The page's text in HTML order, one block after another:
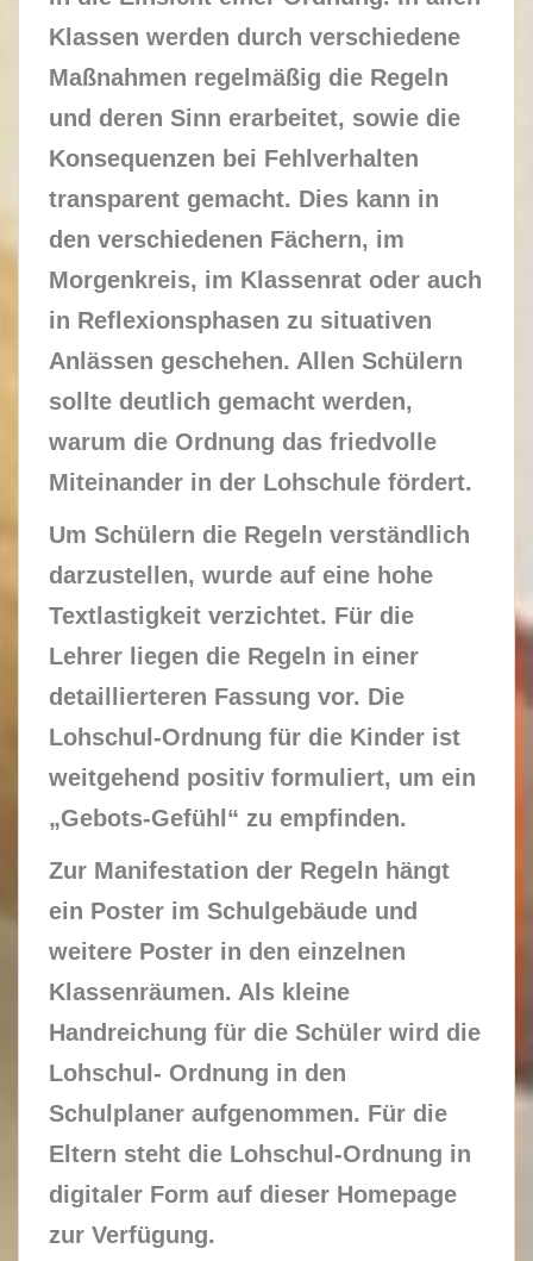
Klassen werden durch verschiedene
Maßnahmen regelmäßig die Regeln
und deren Sinn erarbeitet, sowie die
Konsequenzen bei Fehlverhalten
transparent gemacht. Dies kann in
den verschiedenen Fächern, im
Morgenkreis, im Klassenrat oder auch
in Reflexionsphasen zu situativen
Anlässen geschehen. Allen Schülern
sollte deutlich gemacht werden,
warum die Ordnung das friedvolle
Miteinander in der Lohschule fördert.
Um Schülern die Regeln verständlich
darzustellen, wurde auf eine hohe
Textlastigkeit verzichtet. Für die
Lehrer liegen die Regeln in einer
detaillierteren Fassung vor. Die
Lohschul-Ordnung für die Kinder ist
weitgehend positiv formuliert, um ein
„Gebots-Gefühl“ zu empfinden.
Zur Manifestation der Regeln hängt
ein Poster im Schulgebäude und
weitere Poster in den einzelnen
Klassenräumen. Als kleine
Handreichung für die Schüler wird die
Lohschul- Ordnung in den
Schulplaner aufgenommen. Für die
Eltern steht die Lohschul-Ordnung in
digitaler Form auf dieser Homepage
zur Verfügung.